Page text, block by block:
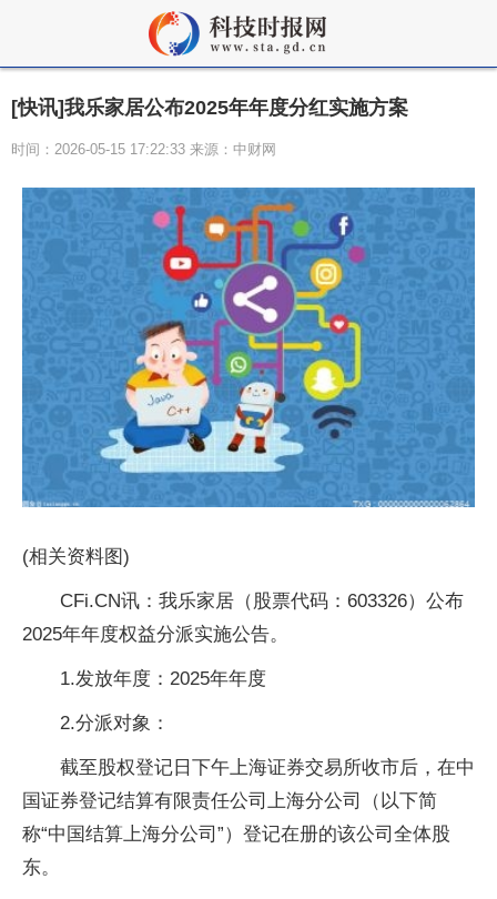
[快讯]我乐家居公布2025年年度分红实施方案
时间：2026-05-15 17:22:33 来源：中财网
(相关资料图)
CFi.CN讯：我乐家居（股票代码：603326）公布
2025年年度权益分派实施公告。
1.发放年度：2025年年度
2.分派对象：
截至股权登记日下午上海证券交易所收市后，在中
国证券登记结算有限责任公司上海分公司（以下简
称“中国结算上海分公司”）登记在册的该公司全体股
东。